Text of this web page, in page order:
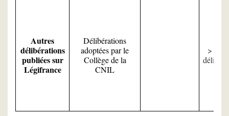
Autres
délibérations
publiées sur
Légifrance
Délibérations
adoptées par le
Collège de la
CNIL